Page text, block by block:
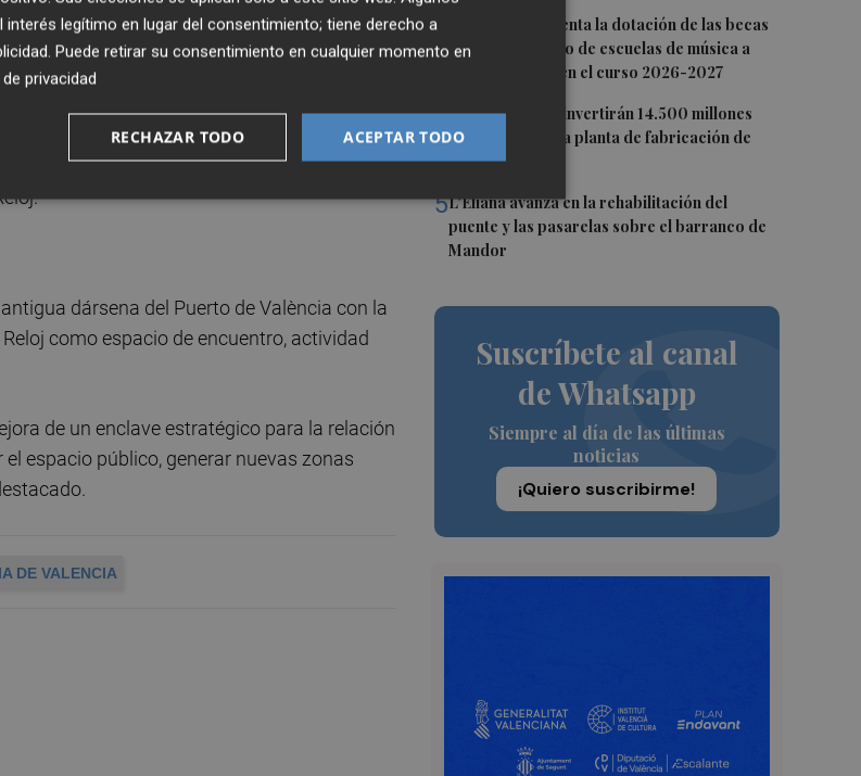
3
CaixaBank aumenta la dotación de las becas
para el alumnado de escuelas de música a
275.000 euros en el curso 2026-2027
4Tesla y SpaceX invertirán 14.500 millones
para construir la planta de fabricación de
chips Terafab
5L'Eliana avanza en la rehabilitación del
puente y las pasarelas sobre el barranco de
Mandor
Suscríbete al canal
de Whatsapp
Siempre al día de las últimas
noticias
¡Quiero suscribirme!
el alumbrado, con el objetivo de mejorar
Asimismo, la actuación reducirá las
a peatones y ciclistas. El ámbito del
Copa, cuya demolición permitirá la
dársena del Puerto de València con la
como espacio de encuentro, actividad
de un enclave estratégico para la relación
espacio público, generar nuevas zonas
DE VALENCIA
interés legítimo en lugar del consentimiento; tiene derecho a
. Puede retirar su consentimiento en cualquier momento en
privacidad
ACEPTAR TODO
RECHAZAR TODO